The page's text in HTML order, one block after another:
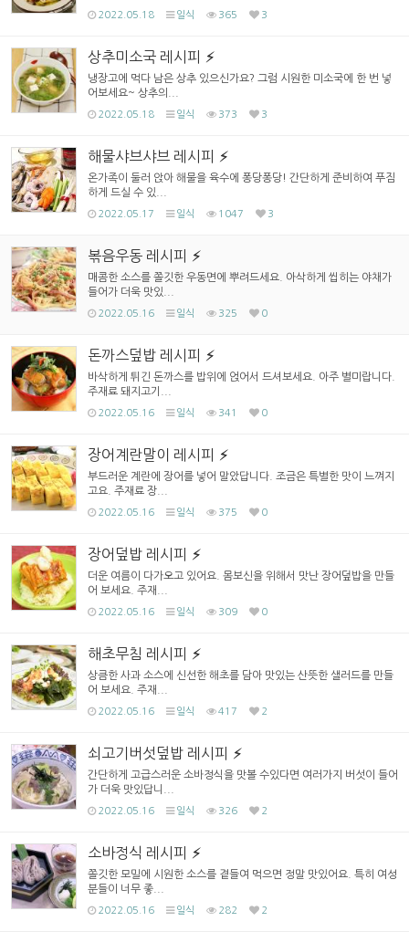
2022.05.18 일식 365 3
상추미소국 레시피
냉장고에 먹다 남은 상추 있으신가요? 그럼 시원한 미소국에 한 번 넣
어보세요~ 상추의...
2022.05.18 일식 373 3
해물샤브샤브 레시피
온가족이 둘러 앉아 해물을 육수에 퐁당퐁당! 간단하게 준비하여 푸짐
하게 드실 수 있...
2022.05.17 일식 1047 3
볶음우동 레시피
매콤한 소스를 쫄깃한 우동면에 뿌려드세요. 아삭하게 씹히는 야채가
들어가 더욱 맛있...
2022.05.16 일식 325 0
돈까스덮밥 레시피
바삭하게 튀긴 돈까스를 밥위에 얹어서 드셔보세요. 아주 별미랍니다.
주재료 돼지고기...
2022.05.16 일식 341 0
장어계란말이 레시피
부드러운 계란에 장어를 넣어 말았답니다. 조금은 특별한 맛이 느껴지
고요. 주재료 장...
2022.05.16 일식 375 0
장어덮밥 레시피
더운 여름이 다가오고 있어요. 몸보신을 위해서 맛난 장어덮밥을 만들
어 보세요. 주재...
2022.05.16 일식 309 0
해초무침 레시피
상큼한 사과 소스에 신선한 해초를 담아 맛있는 산뜻한 샐러드를 만들
어 보세요. 주재...
2022.05.16 일식 417 2
쇠고기버섯덮밥 레시피
간단하게 고급스러운 소바정식을 맛볼 수있다면 여러가지 버섯이 들어
가 더욱 맛있답니...
2022.05.16 일식 326 2
소바정식 레시피
쫄깃한 모밀에 시원한 소스를 곁들여 먹으면 정말 맛있어요. 특히 여성
분들이 너무 좋...
2022.05.16 일식 282 2